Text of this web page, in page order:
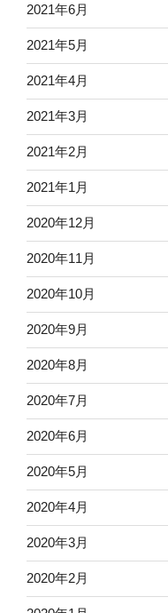
2021年6月
2021年5月
2021年4月
2021年3月
2021年2月
2021年1月
2020年12月
2020年11月
2020年10月
2020年9月
2020年8月
2020年7月
2020年6月
2020年5月
2020年4月
2020年3月
2020年2月